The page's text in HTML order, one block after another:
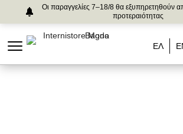
Οι παραγγελίες 7–18/8 θα εξυπηρετηθούν
προτεραιότητας
ΕΛ